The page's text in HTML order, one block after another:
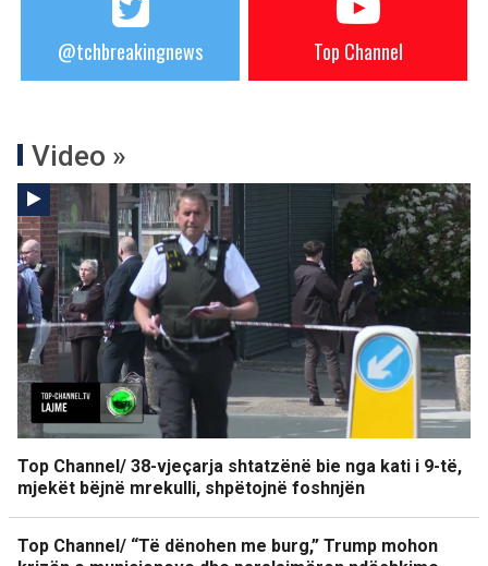
@tchbreakingnews Top Channel
Video »
Top Channel/ 38-vjeçarja shtatzënë bie nga kati i 9-të,
mjekët bëjnë mrekulli, shpëtojnë foshnjën
Top Channel/ “Të dënohen me burg,” Trump mohon